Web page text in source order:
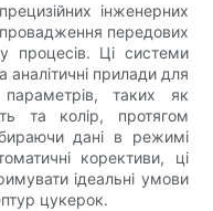
інженерних
передових
процесів. Ці системи
прилади для
параметрів, таких як
та колір, протягом
дані в режимі
корективи, ці
ідеальні умови
цукерок.